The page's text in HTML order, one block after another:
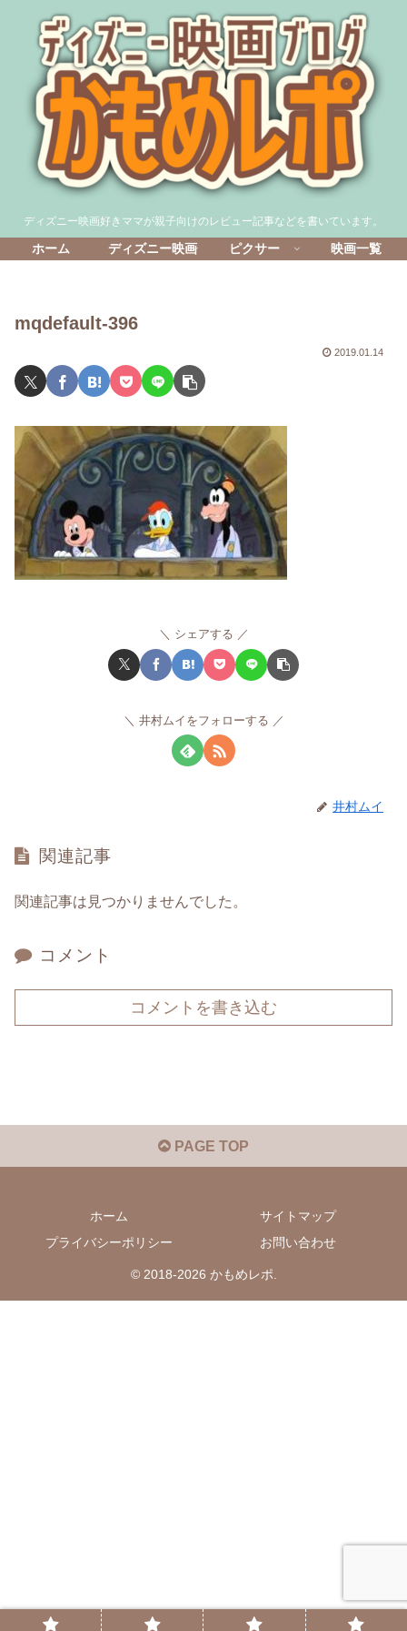
ディズニー映画好きママが親子向けのレビュー記事などを書いています。
ホーム ディズニー映画 ピクサー 映画一覧
mqdefault-396
2019.01.14
シェアする
井村ムイをフォローする
井村ムイ
関連記事
関連記事は見つかりませんでした。
コメント
コメントを書き込む
PAGE TOP
ホーム
サイトマップ
プライバシーポリシー
お問い合わせ
© 2018-2026 かもめレポ.